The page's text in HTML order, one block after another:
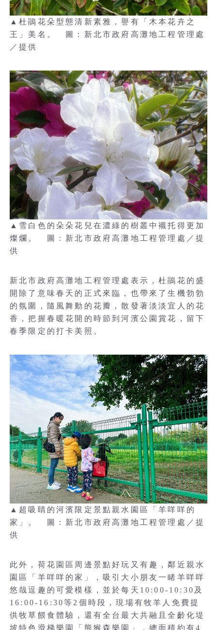
▲杜鵑花朵型態清新素雅，譽有「木本花卉之
王」美名。 圖：新北市政府高灘地工程管理處
／提供
▲雪白色的朵朵花兒在濃綠的樹叢中襯托得更加
燦爛。 圖：新北市政府高灘地工程管理處／提
供
新北市政府高灘地工程管理處表示，杜鵑花的盛
開除了意味春天的正式來臨，也帶來了生機勃勃
的氛圍，隨風舞動的花瓣，散發著淡淡宜人的花
香，把握春暖花開的時節到河濱公園賞花，留下
春季限定的打卡美照。
▲超吸睛的河濱限定景點親水園區「羊咩咩的
家」。 圖：新北市政府高灘地工程管理處／提
供
此外，荷花園區周邊景點好玩又有趣，鄰近親水
園區「羊咩咩的家」，吸引大小朋友一睹羊咩咩
悠哉逗趣的可愛模樣，並於每天10:00-10:30及
16:00-16:30等2個時段，現場有牧羊人免費提
供牧草餵食體驗，還有全台最大共融且全齡化堤
坡特色滑梯樂園「熊猴森樂園」，總面積約有4